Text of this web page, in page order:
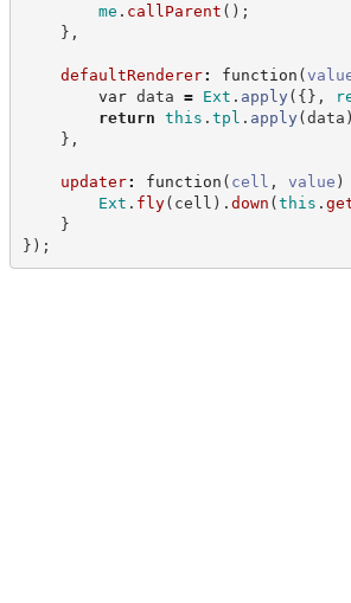
me . callParent ( ) ;
} ,
defaultRenderer: function (
var data = Ext . apply ( {} ,
return this . tpl . apply (data )
} ,
updater: function ( cell , value )
Ext . fly( cell ) . down (this .
}
} ) ;